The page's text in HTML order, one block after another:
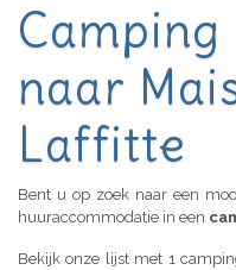
Camping
naar
Laffitte
Bent u op zoek naar een
huuraccommodatie in een
Bekijk onze lijst met 1